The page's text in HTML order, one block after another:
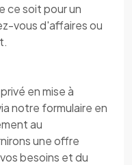
ce soit pour un
vous d'affaires ou
en mise à
notre formulaire en
au
une offre
besoins et du